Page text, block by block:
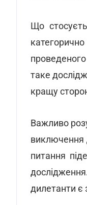
Що
таке
кращу
Важливо
виключення
питання
дилетанти є